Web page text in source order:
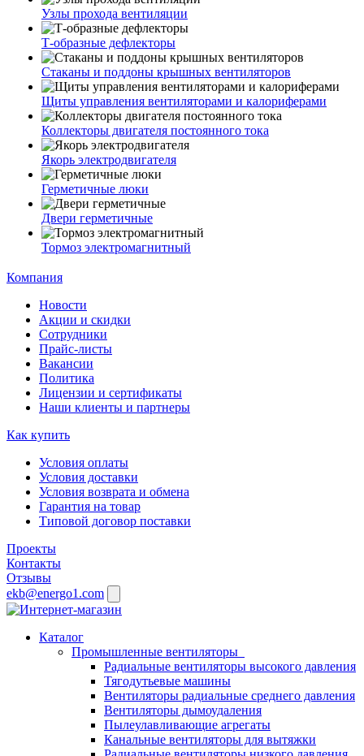
Узлы прохода вентиляции
Т-образные дефлекторы
Стаканы и поддоны крышных вентиляторов
Щиты управления вентиляторами и калориферами
Коллекторы двигателя постоянного тока
Якорь электродвигателя
Герметичные люки
Двери герметичные
Тормоз электромагнитный
Компания
Новости
Акции и скидки
Сотрудники
Прайс-листы
Вакансии
Политика
Лицензии и сертификаты
Наши клиенты и партнеры
Как купить
Условия оплаты
Условия доставки
Условия возврата и обмена
Гарантия на товар
Типовой договор поставки
Проекты
Контакты
Отзывы
ekb@energo1.com
Каталог
Промышленные вентиляторы
Радиальные вентиляторы высокого давления
Тягодутьевые машины
Вентиляторы радиальные среднего давления
Вентиляторы дымоудаления
Пылеулавливающие агрегаты
Канальные вентиляторы для вытяжки